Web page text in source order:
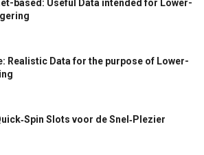
based: Useful Data intended for Lower-
Realistic Data for the purpose of Lower-
Slots voor de Snel‑Plezier